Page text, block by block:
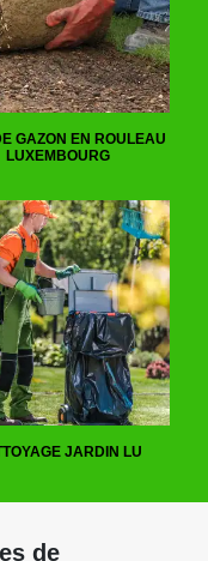
GAZON EN ROULEAU
LUXEMBOURG
JARDIN LU
de